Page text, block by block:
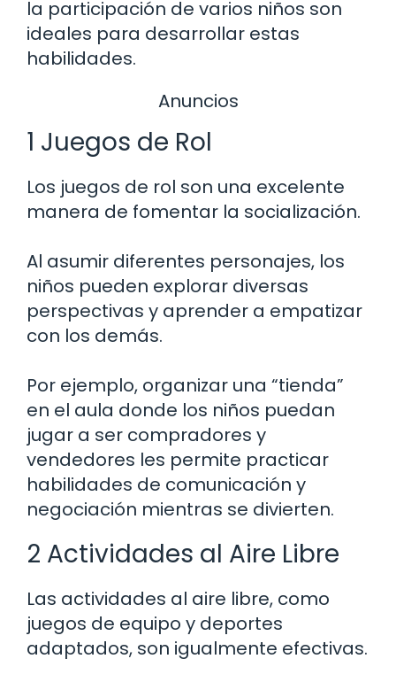
la participación de varios niños son
ideales para desarrollar estas
habilidades.
Anuncios
1 Juegos de Rol
Los juegos de rol son una excelente
manera de fomentar la socialización.
Al asumir diferentes personajes, los
niños pueden explorar diversas
perspectivas y aprender a empatizar
con los demás.
Por ejemplo, organizar una “tienda”
en el aula donde los niños puedan
jugar a ser compradores y
vendedores les permite practicar
habilidades de comunicación y
negociación mientras se divierten.
2 Actividades al Aire Libre
Las actividades al aire libre, como
juegos de equipo y deportes
adaptados, son igualmente efectivas.